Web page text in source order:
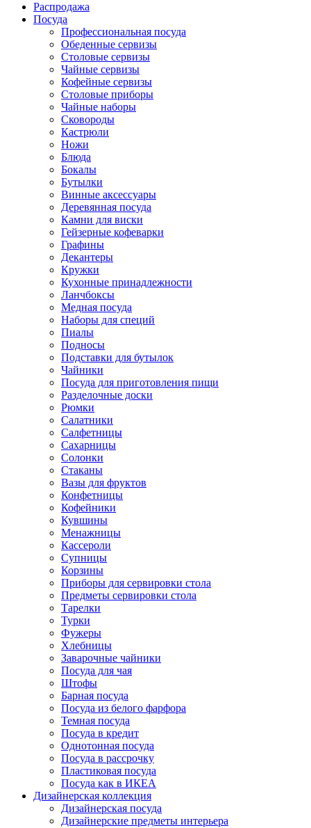
Распродажа
Посуда
Профессиональная посуда
Обеденные сервизы
Столовые сервизы
Чайные сервизы
Кофейные сервизы
Столовые приборы
Чайные наборы
Сковороды
Кастрюли
Ножи
Блюда
Бокалы
Бутылки
Винные аксессуары
Деревянная посуда
Камни для виски
Гейзерные кофеварки
Графины
Декантеры
Кружки
Кухонные принадлежности
Ланчбоксы
Медная посуда
Наборы для специй
Пиалы
Подносы
Подставки для бутылок
Чайники
Посуда для приготовления пищи
Разделочные доски
Рюмки
Салатники
Салфетницы
Сахарницы
Солонки
Стаканы
Вазы для фруктов
Конфетницы
Кофейники
Кувшины
Менажницы
Кассероли
Супницы
Корзины
Приборы для сервировки стола
Предметы сервировки стола
Тарелки
Турки
Фужеры
Хлебницы
Заварочные чайники
Посуда для чая
Штофы
Барная посуда
Посуда из белого фарфора
Темная посуда
Посуда в кредит
Однотонная посуда
Посуда в рассрочку
Пластиковая посуда
Посуда как в ИКЕА
Дизайнерская коллекция
Дизайнерская посуда
Дизайнерские предметы интерьера